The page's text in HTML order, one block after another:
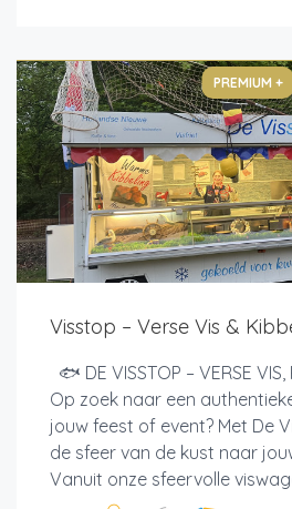
PREMIUM +
Visstop – Verse Vis &
🐟 DE VISSTOP – VERSE
Op zoek naar een
jouw feest of event? Met De
de sfeer van de kust naar
Vanuit onze sfeervolle